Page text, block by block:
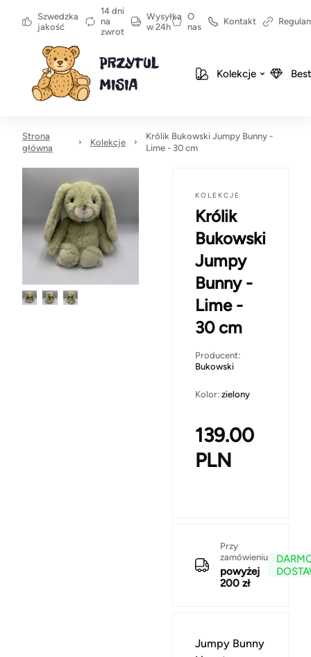
Szwedzka
jakość
14 dni
na
zwrot
Wysyłka
w 24h
O
nas
Kontakt
Kolekcje
Strona
główna
Kolekcje
Królik Bukowski Jumpy Bunny -
Lime - 30 cm
KOLEKCJE
Królik
Bukowski
Jumpy
Bunny -
Lime -
30 cm
Producent:
Bukowski
Kolor: zielony
139.00
PLN
Przy
zamówieniu
powyżej
200 zł
Jumpy Bunny